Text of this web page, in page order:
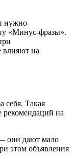
нужно
«Минус-фразы».
влияют на
себя. Такая
рекомендаций на
они дают мало
этом объявления